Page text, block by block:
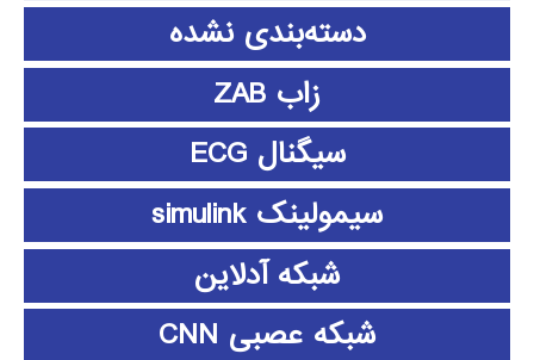
دسته‌بندی نشده
زاب ZAB
سیگنال ECG
سیمولینک simulink
شبکه آدلاین
شبکه عصبی CNN